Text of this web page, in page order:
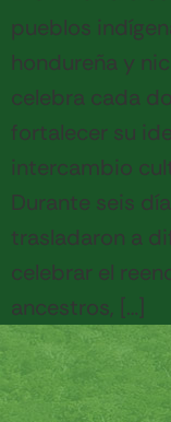
pueblos
hondureña y
celebra cada
fortalecer su
intercambio
Durante seis
trasladaron a
celebrar el
ancestros, […]